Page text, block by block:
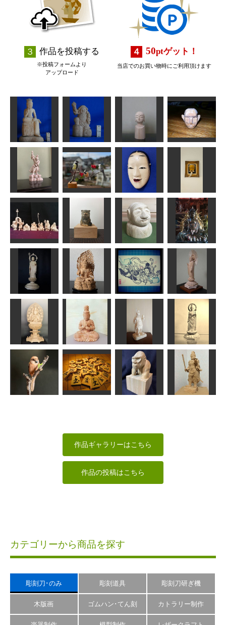
作品を投稿する
※投稿フォームより
アップロード
50ptゲット！
当店でのお買い物時にご利用頂けます
弥勒菩薩像
ta-chann
大黒様
ta-chann
地蔵菩薩仏頭
はごろも
No.1ある人
伐折羅大将
シジュウカラ
とヤマガラ
MINI
増髪
msuganuma
能面
内藤 武男
七福神
kiyonk
マヌルネコ
波間
羅漢
msuganuma
大仏御身ぬぐ
い
sigesama
地蔵菩薩像
まあちゃん
不動明王童子
坐像
茶々丸
飛天
サジ
阿弥陀如来立
像
ラッキー
聖観音座像
彫マサ
大日如来座像
ハク
毘沙門天
アラン
聖観音菩薩立
像
春彫
将棋駒 ゴリラ胸像
作品ギャラリーはこちら
作品の投稿はこちら
カテゴリーから商品を探す
彫刻刀･のみ 彫刻道具 彫刻刀研ぎ機
木版画 ゴムハン･てん刻 カトラリー制作